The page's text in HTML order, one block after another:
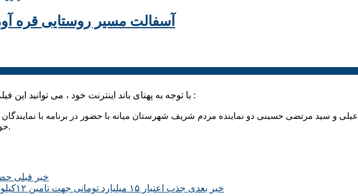
آسفالت مسیر روستایی قره آور تا
با توجه به پهنای باند اینترنت خود ، می توانید این فیلم را با کیفیت های مختلف زیر دریافت نمایید :
و سید مرتضی حسینی دو نماینده مردم شریف شهرستان میانه با حضور در برنامه با
حوزه های مختلف از جمله آب، راه و … پرداختند.
خبر قبلی
خبر بعدی جذب اعتبار ۱۵ میلیارد تومانی جهت تامین ۱۲کیلومتر لوله خط انتقال آب کشاورزی شهر ترک